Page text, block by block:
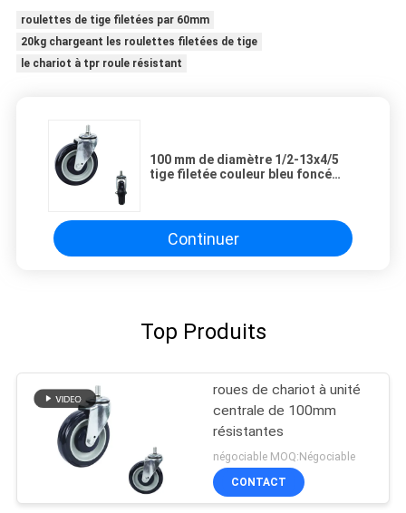
roulettes de tige filetées par 60mm
20kg chargeant les roulettes filetées de tige
le chariot à tpr roule résistant
100 mm de diamètre 1/2-13x4/5
tige filetée couleur bleu foncé
Continuer
Top Produits
roues de chariot à unité
centrale de 100mm
résistantes
négociable MOQ:Négociable
CONTACT